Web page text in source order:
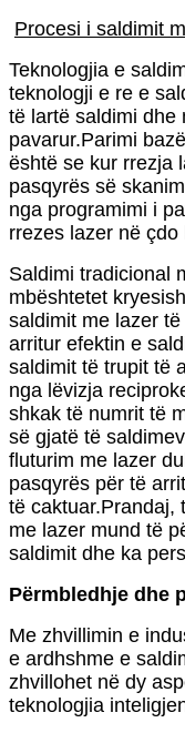
Procesi i saldimit
Teknologjia e
teknologji e re e
të lartë saldimi dhe
pavarur.Parimi
është se kur rrezja
pasqyrës së
nga programimi i
rrezes lazer në çdo
Saldimi tradicional
mbështetet
saldimit me lazer
arritur efektin e
saldimit të trupit të
nga lëvizja
shkak të numrit të
së gjatë të
fluturim me lazer
pasqyrës për të
të caktuar.Prandaj,
me lazer mund të
saldimit dhe ka
Përmbledhje dhe
Me zhvillimin e
e ardhshme e
zhvillohet në dy
teknologjia